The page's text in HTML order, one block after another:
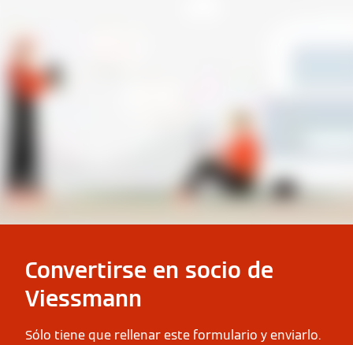
Convertirse en socio de
Viessmann
Sólo tiene que rellenar este formulario y enviarlo.